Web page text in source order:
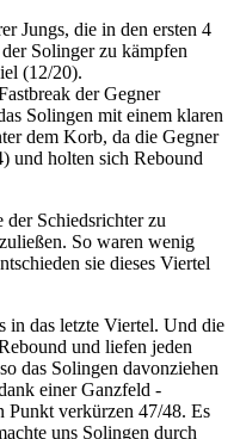
Jungs, die in den ersten 4
Solinger zu kämpfen
(12/20).
der Gegner
Solingen mit einem klaren
dem Korb, da die Gegner
und holten sich Rebound
Schiedsrichter zu
So waren wenig
sie dieses Viertel
in das letzte Viertel. Und die
und liefen jeden
das Solingen davonziehen
einer Ganzfeld -
Punkt verkürzen 47/48. Es
uns Solingen durch